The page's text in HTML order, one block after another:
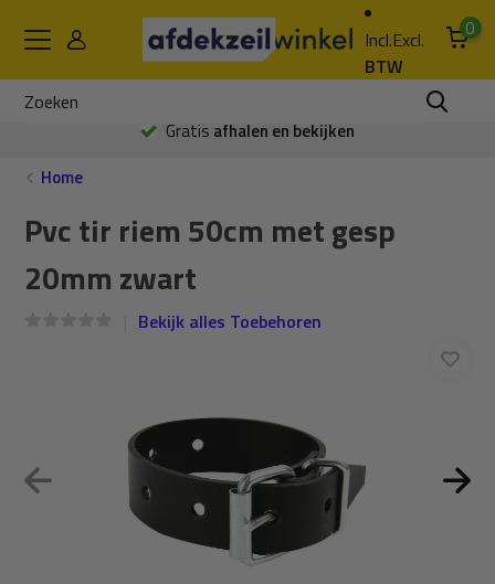
Incl.Excl.
BTW
0
Gratis afhalen en bekijken
Home
Pvc tir riem 50cm met gesp
20mm zwart
Bekijk alles Toebehoren